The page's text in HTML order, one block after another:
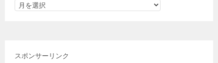
スポンサーリンク